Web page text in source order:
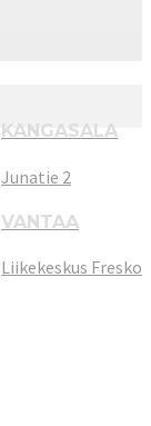
KANGASALA
Junatie 2
VANTAA
Liikekeskus Fresko